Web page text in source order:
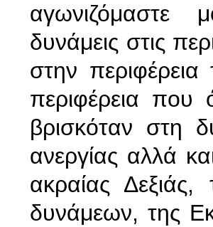
αγωνιζόμαστε
δυνάμεις στις
στην
περιφέρεια που
βρισκόταν στη
ανεργίας αλλά
ακραίας Δεξιάς,
δυνάμεων, της